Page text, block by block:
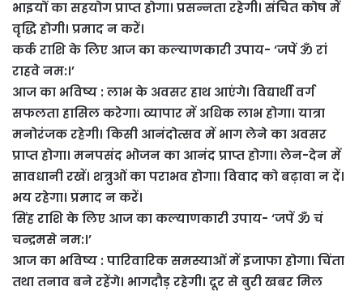
भाइयों का सहयोग प्राप्त होगा। प्रसन्नता रहेगी। संचित कोष में
वृद्धि होगी। प्रमाद न करें।
कर्क राशि के लिए आज का कल्याणकारी उपाय- ‘जपें ॐ रां
राहवे नम:।’
आज का भविष्य : लाभ के अवसर हाथ आएंगे। विद्यार्थी वर्ग
सफलता हासिल करेगा। व्यापार में अधिक लाभ होगा। यात्रा
मनोरंजक रहेगी। किसी आनंदोत्सव में भाग लेने का अवसर
प्राप्त होगा। मनपसंद भोजन का आनंद प्राप्त होगा। लेन-देन में
सावधानी रखें। शत्रुओं का पराभव होगा। विवाद को बढ़ावा न दें।
भय रहेगा। प्रमाद न करें।
सिंह राशि के लिए आज का कल्याणकारी उपाय- ‘जपें ॐ चं
चन्द्रमसे नम:।’
आज का भविष्य : पारिवारिक समस्याओं में इजाफा होगा। चिंता
तथा तनाव बने रहेंगे। भागदौड़ रहेगी। दूर से बुरी खबर मिल